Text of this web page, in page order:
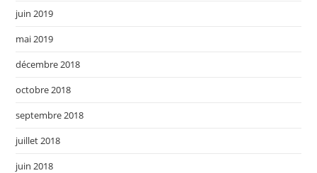
juin 2019
mai 2019
décembre 2018
octobre 2018
septembre 2018
juillet 2018
juin 2018